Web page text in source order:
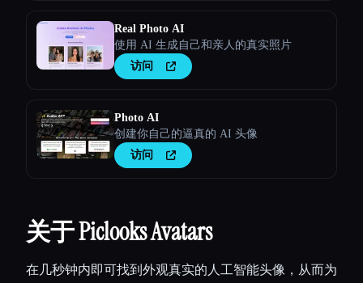
Real Photo AI
使用 AI 生成自己和亲人的真实照片
访问
Photo AI
创建你自己的逼真的 AI 头像
访问
关于 Piclooks Avatars
在几秒钟内即可找到外观真实的人工智能头像，从而为